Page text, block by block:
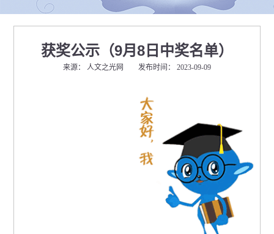
获奖公示（9月8日中奖名单）
来源： 人文之光网 发布时间： 2023-09-09